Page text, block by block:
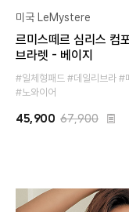
미국 LeMystere
르미스떼르 심리스 컴
브라렛 - 베이지
#일체형패드 #데일리브라 #
#노와이어
45,900 67,900